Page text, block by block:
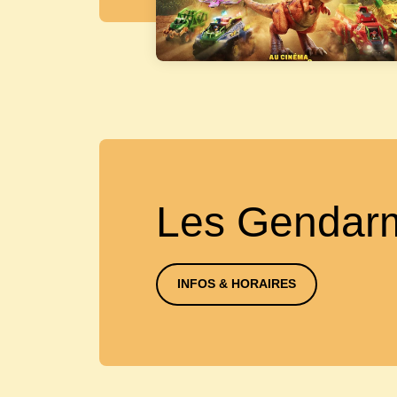
Les
INFOS & HORAIRES